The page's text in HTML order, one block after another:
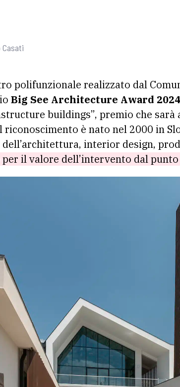
polifunzionale realizzato dal
Big See Architecture Award 2024
buildings”, premio che sarà
è nato nel 2000 in
interior design,
il valore dell’intervento dal